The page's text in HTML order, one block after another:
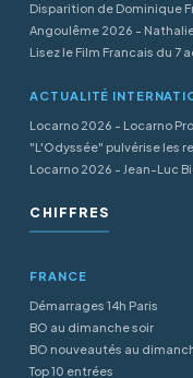
Disparition de Dominique
Angoulême 2026 -
Lisez le Film Francais du 7
ACTUALITÉ
Locarno 2026 - Locarno
"L'Odyssée" pulvérise les
Locarno 2026 - Jean-Luc
CHIFFRES
FRANCE
Démarrages 14h Paris
BO au dimanche soir
BO nouveautés au
Top 10 entrées